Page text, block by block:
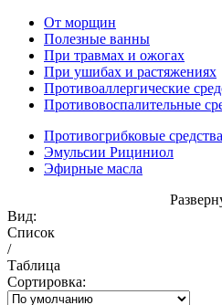
От морщин
Полезные ванны
При травмах и ожогах
При ушибах и растяжениях
Противоаллергические
Противовоспалительные
Противогрибковые средства
Эмульсии Рициниол
Эфирные масла
Вид:
Список
/
Таблица
Сортировка: